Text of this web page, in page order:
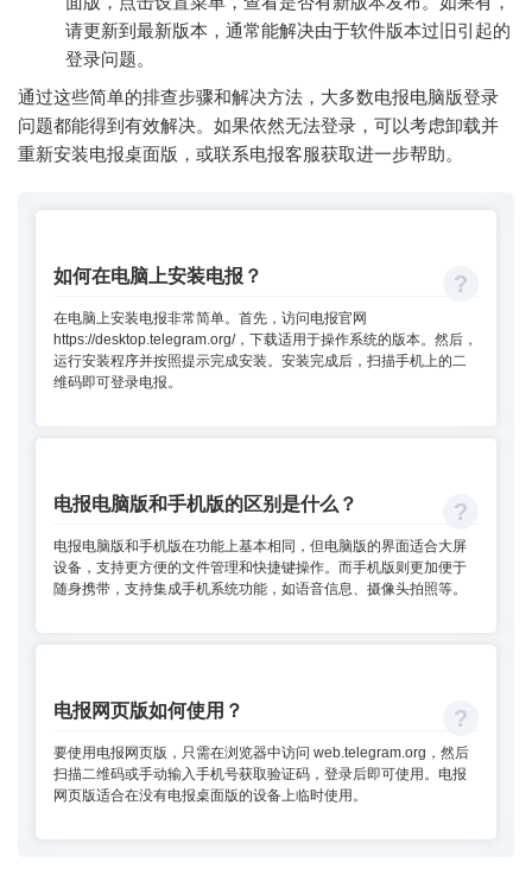
请更新到最新版本，通常能解决由于软件版本过旧引起的
登录问题。
通过这些简单的排查步骤和解决方法，大多数电报电脑版登录
问题都能得到有效解决。如果依然无法登录，可以考虑卸载并
重新安装电报桌面版，或联系电报客服获取进一步帮助。
如何在电脑上安装电报？
在电脑上安装电报非常简单。首先，访问电报官网
https://desktop.telegram.org/，下载适用于操作系统的版本。然后，
运行安装程序并按照提示完成安装。安装完成后，扫描手机上的二
维码即可登录电报。
电报电脑版和手机版的区别是什么？
电报电脑版和手机版在功能上基本相同，但电脑版的界面适合大屏
设备，支持更方便的文件管理和快捷键操作。而手机版则更加便于
随身携带，支持集成手机系统功能，如语音信息、摄像头拍照等。
电报网页版如何使用？
要使用电报网页版，只需在浏览器中访问 web.telegram.org，然后
扫描二维码或手动输入手机号获取验证码，登录后即可使用。电报
网页版适合在没有电报桌面版的设备上临时使用。